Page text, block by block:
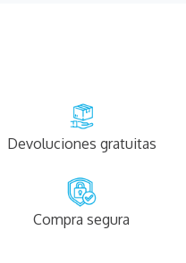
Devoluciones gratuitas
Compra segura